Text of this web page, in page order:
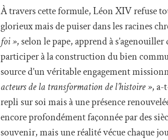
À travers cette formule, Léon XIV refuse
glorieux mais de puiser dans les racines
foi », selon le pape, apprend à
participer à la construction du bien
source d’un véritable engagement
acteurs de la transformation de l’histoire », a-
repli sur soi mais à une présence
encore profondément façonnée par des
souvenir, mais une réalité vécue chaque